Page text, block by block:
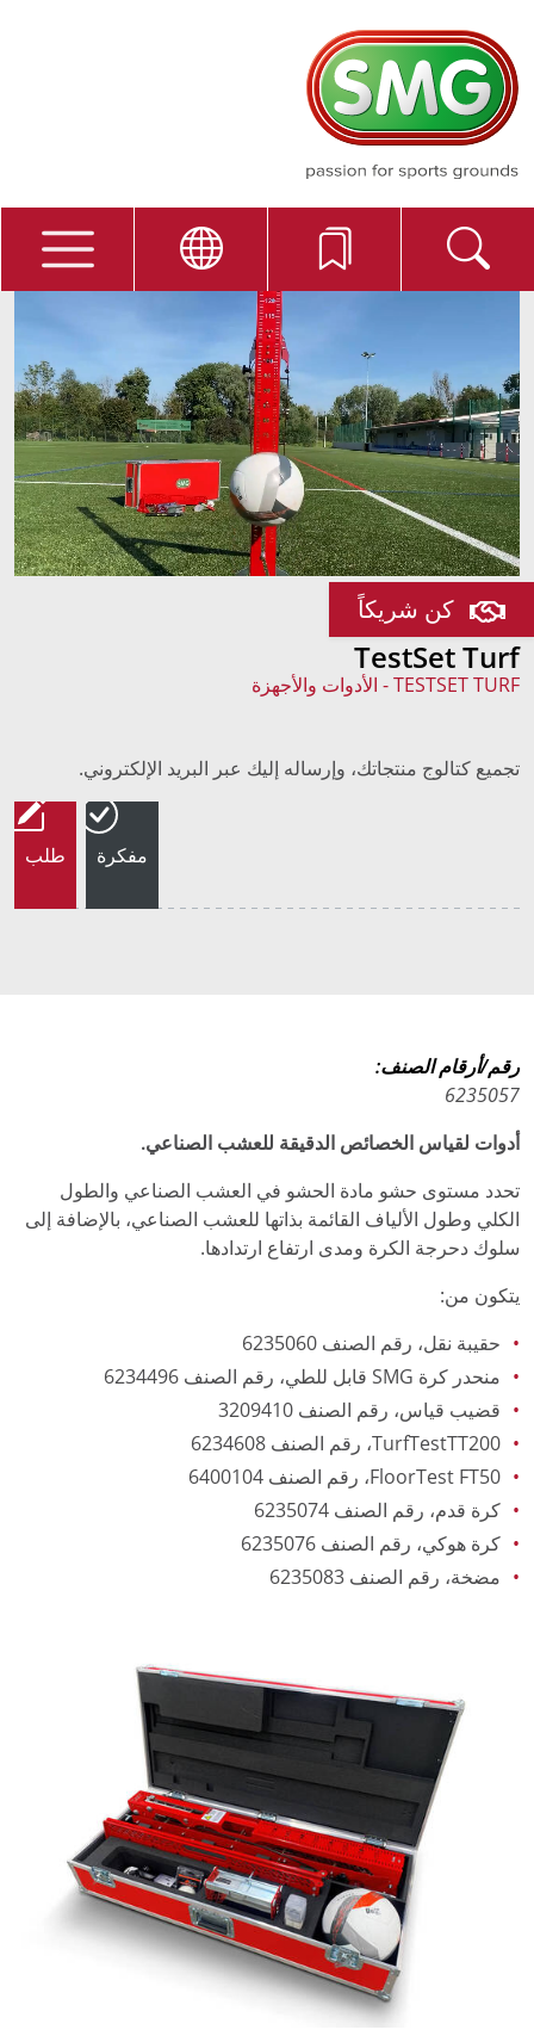
كن شريكاً
TestSet Turf
TESTSET TURF - الأدوات والأجهزة
تجميع كتالوج منتجاتك، وإرساله إليك عبر البريد الإلكتروني.
مفكرة طلب
رقم/أرقام الصنف:
6235057
أدوات لقياس الخصائص الدقيقة للعشب الصناعي.
تحدد مستوى حشو مادة الحشو في العشب الصناعي والطول
الكلي وطول الألياف القائمة بذاتها للعشب الصناعي، بالإضافة إلى
سلوك دحرجة الكرة ومدى ارتفاع ارتدادها.
يتكون من:
حقيبة نقل، رقم الصنف 6235060
منحدر كرة SMG قابل للطي، رقم الصنف 6234496
قضيب قياس، رقم الصنف 3209410
TurfTestTT200، رقم الصنف 6234608
FloorTest FT50، رقم الصنف 6400104
كرة قدم، رقم الصنف 6235074
كرة هوكي، رقم الصنف 6235076
مضخة، رقم الصنف 6235083